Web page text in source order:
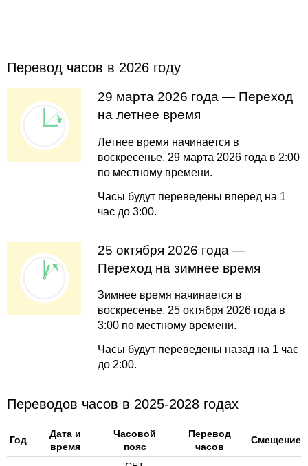
Перевод часов в 2026 году
29 марта 2026 года — Переход
на летнее время
Летнее время начинается в
воскресенье, 29 марта 2026 года в 2:00
по местному времени.
Часы будут переведены вперед на 1
час до 3:00.
25 октября 2026 года —
Переход на зимнее время
Зимнее время начинается в
воскресенье, 25 октября 2026 года в
3:00 по местному времени.
Часы будут переведены назад на 1 час
до 2:00.
Переводов часов в 2025-2028 годах
Год
Дата и
время
Часовой
пояс
Перевод
часов
Смещение